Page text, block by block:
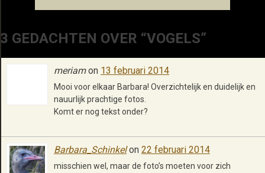
3 GEDACHTEN OVER “VOGELS”
meriamon 13 februari 2014
Mooi voor elkaar Barbara! Overzichtelijk en duidelijk en
nauurlijk prachtige fotos.
Komt er nog tekst onder?
Barbara_Schinkelon 22 februari 2014
misschien wel, maar de foto’s moeten voor zich